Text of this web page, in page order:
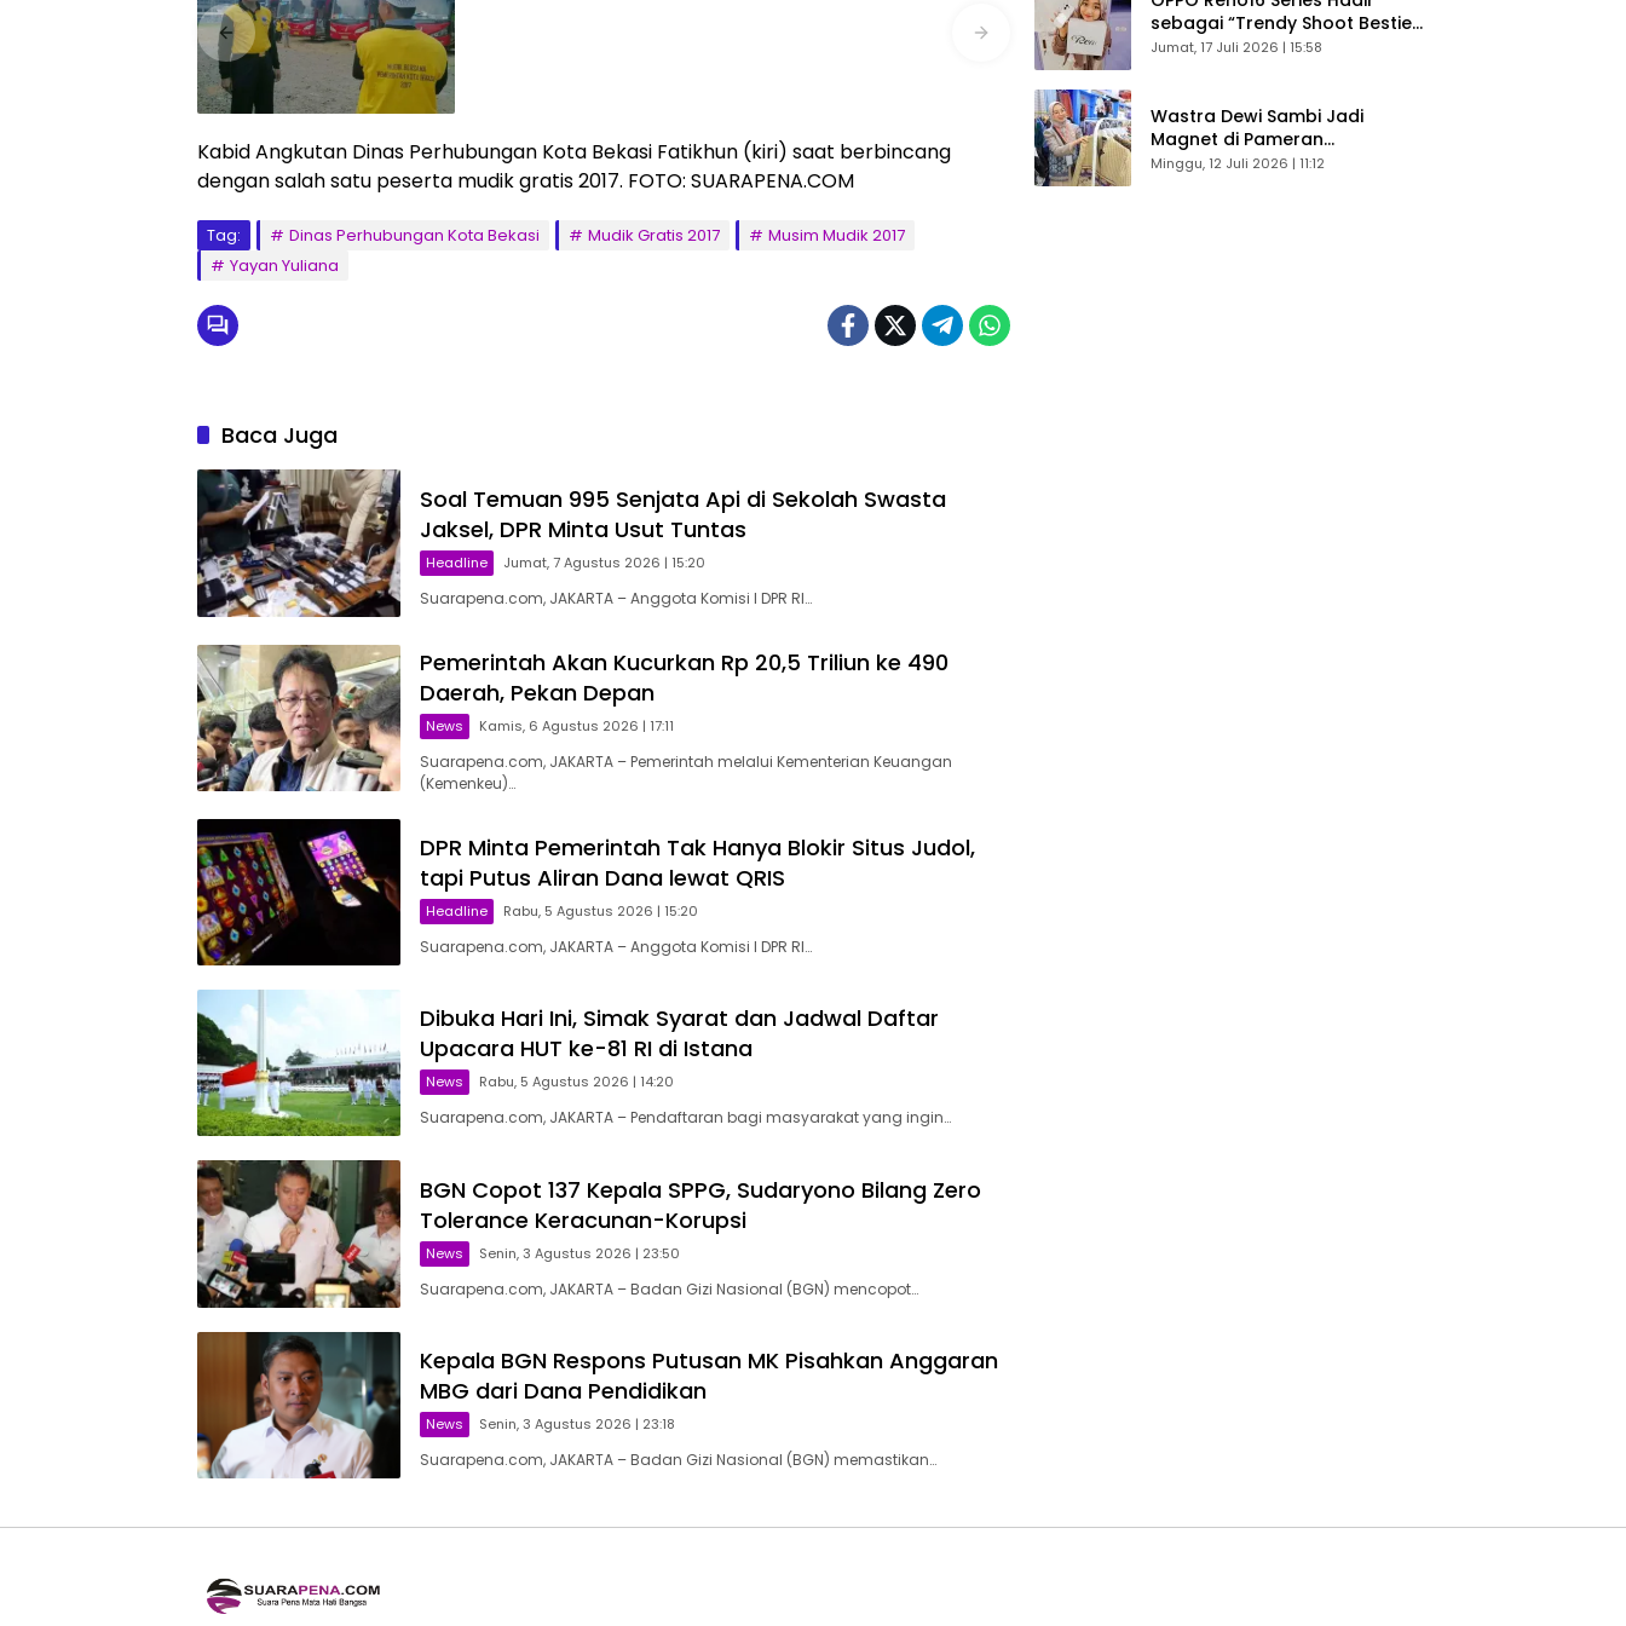
Kabid Angkutan Dinas Perhubungan Kota Bekasi Fatikhun (kiri) saat berbincang
dengan salah satu peserta mudik gratis 2017. FOTO: SUARAPENA.COM
Tag: Dinas Perhubungan Kota Bekasi Mudik Gratis 2017
Musim Mudik 2017
Yayan Yuliana
Baca Juga
Soal Temuan 995 Senjata Api di Sekolah Swasta
Jaksel, DPR Minta Usut Tuntas
Headline Jumat, 7 Agustus 2026 | 15:20
Suarapena.com, JAKARTA – Anggota Komisi I DPR RI…
Pemerintah Akan Kucurkan Rp 20,5 Triliun ke 490
Daerah, Pekan Depan
News Kamis, 6 Agustus 2026 | 17:11
Suarapena.com, JAKARTA – Pemerintah melalui Kementerian Keuangan
(Kemenkeu)…
DPR Minta Pemerintah Tak Hanya Blokir Situs Judol,
tapi Putus Aliran Dana lewat QRIS
Headline Rabu, 5 Agustus 2026 | 15:20
Suarapena.com, JAKARTA – Anggota Komisi I DPR RI…
Dibuka Hari Ini, Simak Syarat dan Jadwal Daftar
Upacara HUT ke-81 RI di Istana
News Rabu, 5 Agustus 2026 | 14:20
Suarapena.com, JAKARTA – Pendaftaran bagi masyarakat yang ingin…
BGN Copot 137 Kepala SPPG, Sudaryono Bilang Zero
Tolerance Keracunan-Korupsi
News Senin, 3 Agustus 2026 | 23:50
Suarapena.com, JAKARTA – Badan Gizi Nasional (BGN) mencopot…
Kepala BGN Respons Putusan MK Pisahkan Anggaran
MBG dari Dana Pendidikan
News Senin, 3 Agustus 2026 | 23:18
Suarapena.com, JAKARTA – Badan Gizi Nasional (BGN) memastikan…
sebagai “Trendy Shoot Bestie”,
Bikin Konten Kreator Makin
Jumat, 17 Juli 2026 | 15:58
Wastra Dewi Sambi Jadi
Magnet di Pameran
Dekranasda, Banyak Diminati
Minggu, 12 Juli 2026 | 11:12